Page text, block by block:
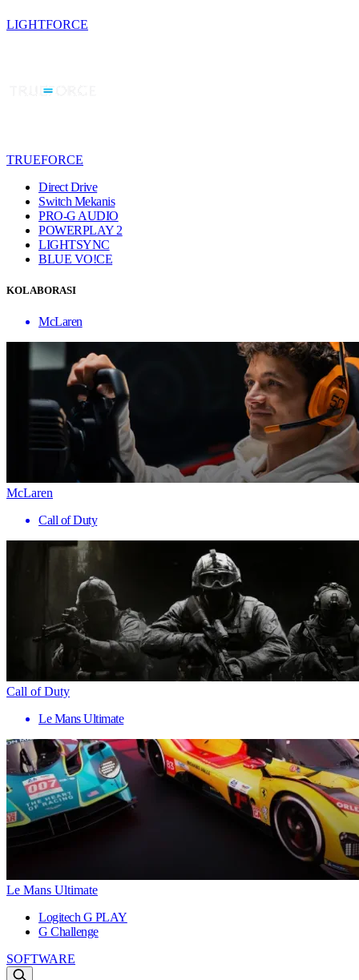
LIGHTFORCE
TRUEFORCE
Direct Drive
Switch Mekanis
PRO-G AUDIO
POWERPLAY 2
LIGHTSYNC
BLUE VO!CE
KOLABORASI
McLaren
McLaren
Call of Duty
Call of Duty
Le Mans Ultimate
Le Mans Ultimate
Logitech G PLAY
G Challenge
SOFTWARE